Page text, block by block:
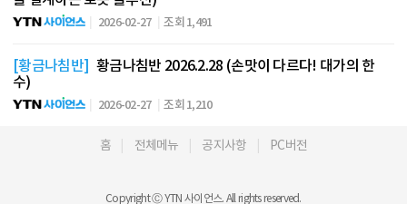
2026-02-27 조회 1,491
[황금나침반] 황금나침반 2026.2.28 (손맛이 다르다! 대가의 한
수)
2026-02-27 조회 1,210
홈 전체메뉴 공지사항 PC버전
Copyright Ⓒ YTN 사이언스. All rights reserved.